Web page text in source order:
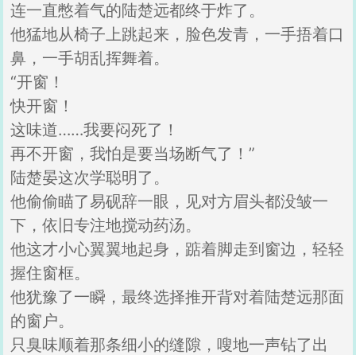
连一直憋着气的陆楚远都终于炸了。
他猛地从椅子上跳起来，脸色发青，一手捂着口
鼻，一手胡乱挥舞着。
“开窗！
快开窗！
这味道……我要闷死了！
再不开窗，我怕是要当场断气了！”
陆楚晏这次学聪明了。
他偷偷瞄了易砚辞一眼，见对方眉头都没皱一
下，依旧专注地搅动药汤。
他这才小心翼翼地起身，踮着脚走到窗边，轻轻
握住窗框。
他犹豫了一瞬，最终选择推开背对着陆楚远那面
的窗户。
只臭味顺着那条细小的缝隙，嗖地一声钻了出